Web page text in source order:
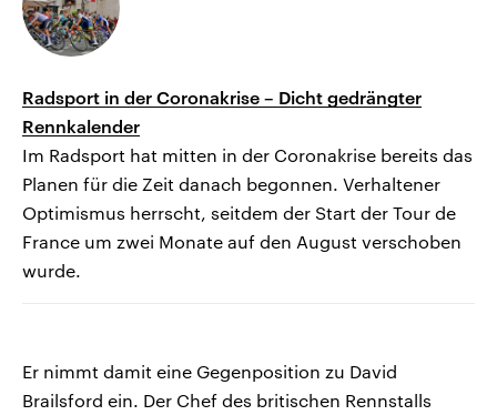
Radsport in der Coronakrise – Dicht gedrängter
Rennkalender
Im Radsport hat mitten in der Coronakrise bereits das
Planen für die Zeit danach begonnen. Verhaltener
Optimismus herrscht, seitdem der Start der Tour de
France um zwei Monate auf den August verschoben
wurde.
Er nimmt damit eine Gegenposition zu David
Brailsford ein. Der Chef des britischen Rennstalls